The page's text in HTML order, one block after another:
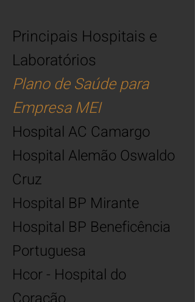
Principais Hospitais e
Laboratórios
Plano de Saúde para
Empresa MEI
Hospital AC Camargo
Hospital Alemão Oswaldo
Cruz
Hospital BP Mirante
Hospital BP Beneficência
Portuguesa
Hcor - Hospital do